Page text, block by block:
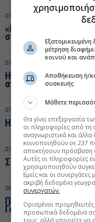
07:28
«Πονοκέφαλος» για
στελεχών και
07:27
H Revoil και οι
ανάκαμψη
07:58 12/09/2017
Η Πανγαία και η
07:58 12/09/2017 0
Σφηνάκια για Alpha
08:10 11/09/2017
Ποια είναι τα έργα
Γάλλους
Εξατομικευμένη
μέτρηση
κοινού και
Αποθήκευση ή/
συσκευής
Μάθετε
Θα γίνει επεξεργασία
οι πληροφορίες από τη
αναγνωριστικά και
κοινοποιηθούν σε 237
αποκτήσουν πρόσβαση
Αυτές οι πληροφορίες
χρησιμοποιηθούν
Εμείς και οι
ακριβή δεδομένα
συνεργατών.
Ορισμένοι
προσωπικά δεδομένα
τους, αλλά μπορείτε να